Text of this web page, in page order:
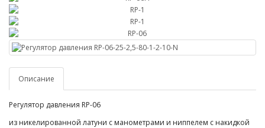
Описание
Регулятор давления RP-06
из никелированной латуни с манометрами и ниппелем с накидкой